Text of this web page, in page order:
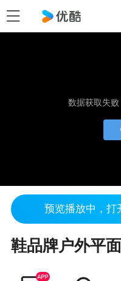
数据获取失
预览播放中，打
鞋品牌户外平